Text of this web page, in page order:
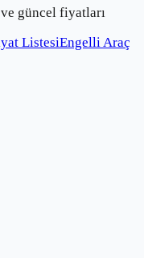
güncel fiyatları
ListesiEngelli Araç